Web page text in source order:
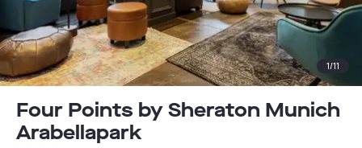
1/11
Four Points by Sheraton Munich
Arabellapark